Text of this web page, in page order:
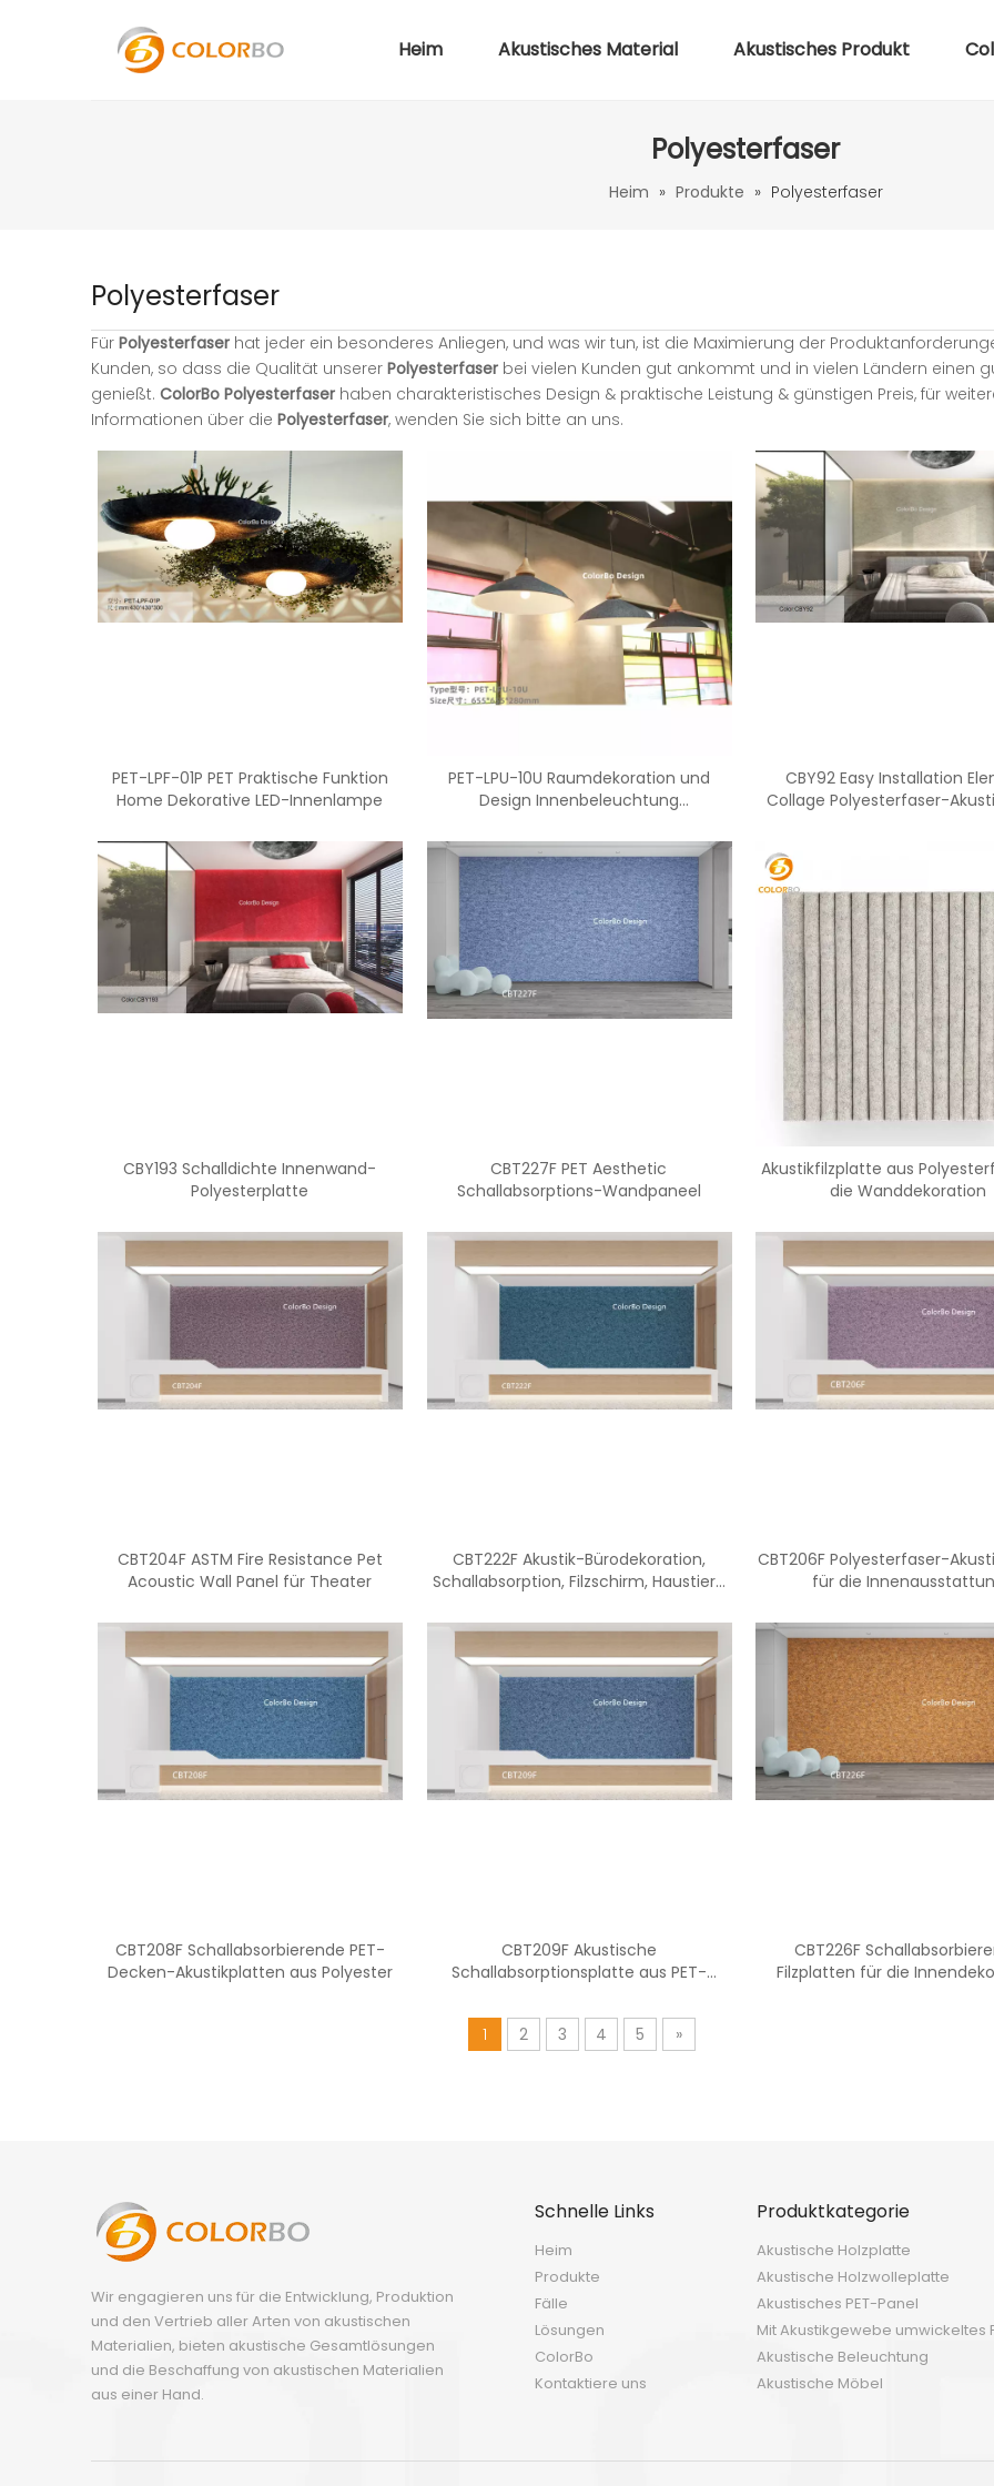
Heim Akustisches Material Akustisches Produkt
Polyesterfaser
Heim » Produkte » Polyesterfaser
Polyesterfaser
Für Polyesterfaser hat jeder ein besonderes Anliegen, und was wir tun, ist die Maximierung der
Kunden, so dass die Qualität unserer Polyesterfaser bei vielen Kunden gut ankommt und in vielen Ländern einen
genießt. ColorBo Polyesterfaser haben charakteristisches Design & praktische Leistung & günstigen Preis, für
Informationen über die Polyesterfaser, wenden Sie sich bitte an uns.
PET-LPF-01P PET Praktische Funktion
Home Dekorative LED-Innenlampe
PET-LPU-10U Raumdekoration und
Design Innenbeleuchtung
CBY92 Easy Installation
Collage Polyesterfaser-
CBY193 Schalldichte Innenwand-
Polyesterplatte
CBT227F PET Aesthetic
Schallabsorptions-Wandpaneel
Akustikfilzplatte aus
die Wanddekoration
CBT204F ASTM Fire Resistance Pet
Acoustic Wall Panel für Theater
CBT222F Akustik-Bürodekoration,
Schallabsorption, Filzschirm, Haustier-
CBT206F Polyesterfaser-
für die
CBT208F Schallabsorbierende PET-
Decken-Akustikplatten aus Polyester
CBT209F Akustische
Schallabsorptionsplatte aus PET-
Bürodekoration
CBT226F
Filzplatten für die
1
2 3 4 5 »
>
Wir engagieren uns für die Entwicklung, Produktion
und den Vertrieb aller Arten von akustischen
Materialien, bieten akustische Gesamtlösungen
und die Beschaffung von akustischen Materialien
aus einer Hand.
Schnelle Links
Heim
Produkte
Fälle
Lösungen
ColorBo
Kontaktiere uns
Produktkategorie
Akustische Holzplatte
Akustische Holzwolleplatte
Akustisches PET-Panel
Mit Akustikgewebe umwickeltes
Akustische Beleuchtung
Akustische Möbel